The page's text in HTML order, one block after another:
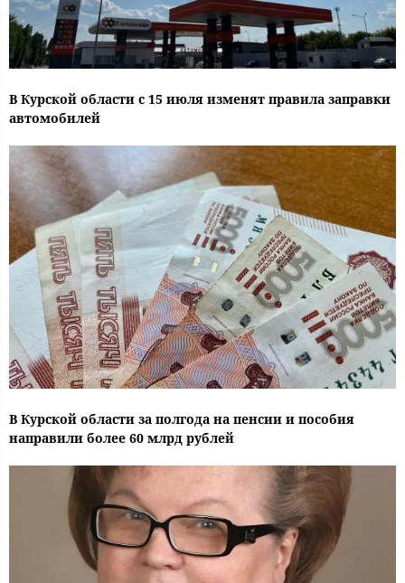
В Курской области с 15 июля изменят правила заправки
автомобилей
В Курской области за полгода на пенсии и пособия
направили более 60 млрд рублей